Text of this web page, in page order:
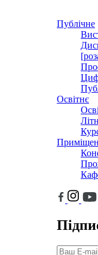
Публічне
Освітнє